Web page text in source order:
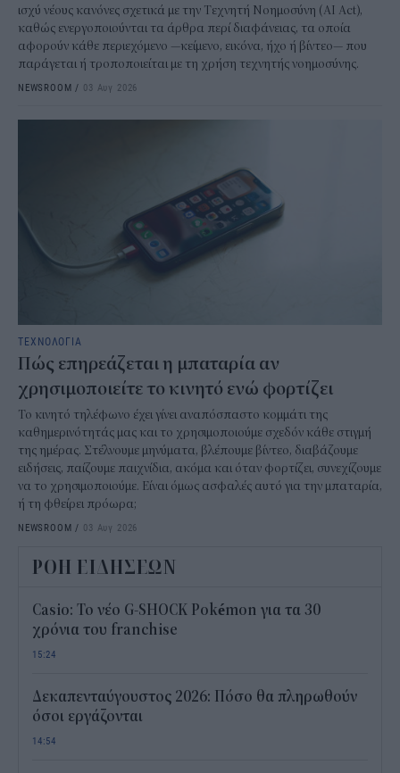
ισχύ νέους κανόνες σχετικά με την Τεχνητή Νοημοσύνη (AI Act),
καθώς ενεργοποιούνται τα άρθρα περί διαφάνειας, τα οποία
αφορούν κάθε περιεχόμενο —κείμενο, εικόνα, ήχο ή βίντεο— που
παράγεται ή τροποποιείται με τη χρήση τεχνητής νοημοσύνης.
NEWSROOM / 03 Αυγ 2026
ΤΕΧΝΟΛΟΓΙΑ
Πώς επηρεάζεται η μπαταρία αν
χρησιμοποιείτε το κινητό ενώ φορτίζει
Το κινητό τηλέφωνο έχει γίνει αναπόσπαστο κομμάτι της
καθημερινότητάς μας και το χρησιμοποιούμε σχεδόν κάθε στιγμή
της ημέρας. Στέλνουμε μηνύματα, βλέπουμε βίντεο, διαβάζουμε
ειδήσεις, παίζουμε παιχνίδια, ακόμα και όταν φορτίζει, συνεχίζουμε
να το χρησιμοποιούμε. Είναι όμως ασφαλές αυτό για την μπαταρία,
ή τη φθείρει πρόωρα;
NEWSROOM / 03 Αυγ 2026
ΡΟΗ ΕΙΔΗΣΕΩΝ
Casio: Το νέο G-SHOCK Pokémon για τα 30
χρόνια του franchise
15:24
Δεκαπενταύγουστος 2026: Πόσο θα πληρωθούν
όσοι εργάζονται
14:54